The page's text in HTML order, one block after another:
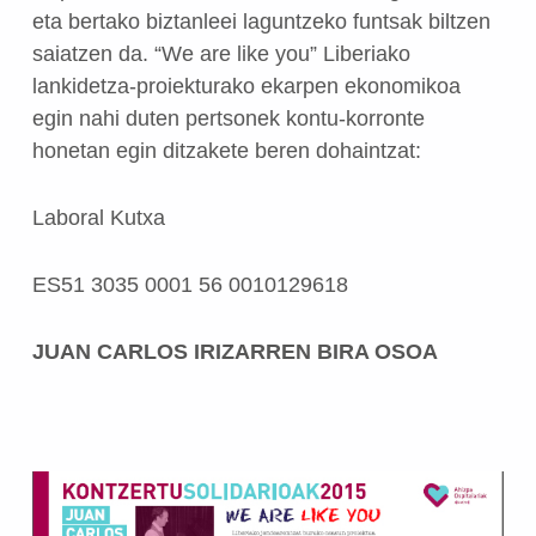
eta bertako biztanleei laguntzeko funtsak biltzen
saiatzen da. “We are like you” Liberiako
lankidetza-proiekturako ekarpen ekonomikoa
egin nahi duten pertsonek kontu-korronte
honetan egin ditzakete beren dohaintzat:
Laboral Kutxa
ES51 3035 0001 56 0010129618
JUAN CARLOS IRIZARREN BIRA OSOA